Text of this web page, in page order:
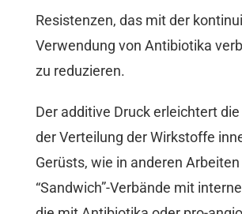
Resistenzen, das mit der
Verwendung von Antibiotika
zu reduzieren.
Der additive Druck erleichtert
der Verteilung der Wirkstoffe
Gerüsts, wie in anderen
“Sandwich”-Verbände mit